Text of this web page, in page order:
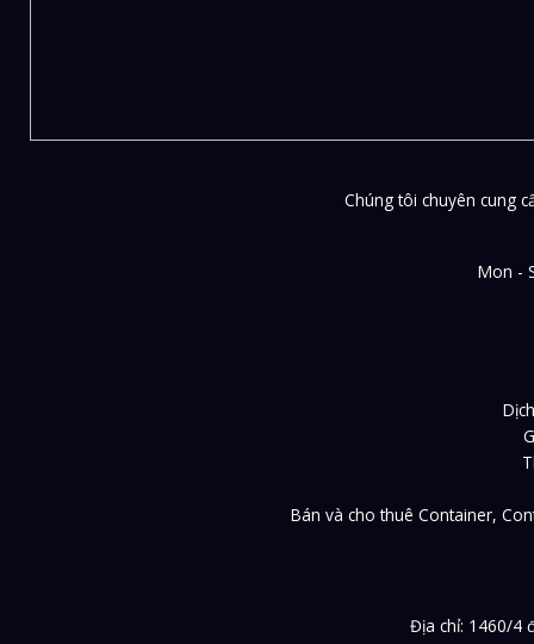
Chúng tôi chuyên cung
Mon -
Bán và cho thuê Container,
Địa chỉ: 1460/4